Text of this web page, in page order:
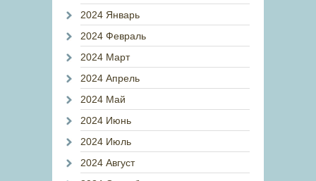
2024 Январь
2024 Февраль
2024 Март
2024 Апрель
2024 Май
2024 Июнь
2024 Июль
2024 Август